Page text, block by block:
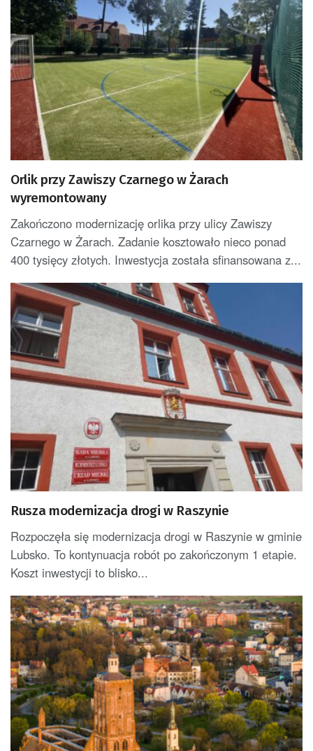
Orlik przy Zawiszy Czarnego w Żarach
wyremontowany
Zakończono modernizację orlika przy ulicy Zawiszy
Czarnego w Żarach. Zadanie kosztowało nieco ponad
400 tysięcy złotych. Inwestycja została sfinansowana z...
Rusza modernizacja drogi w Raszynie
Rozpoczęła się modernizacja drogi w Raszynie w gminie
Lubsko. To kontynuacja robót po zakończonym 1 etapie.
Koszt inwestycji to blisko...